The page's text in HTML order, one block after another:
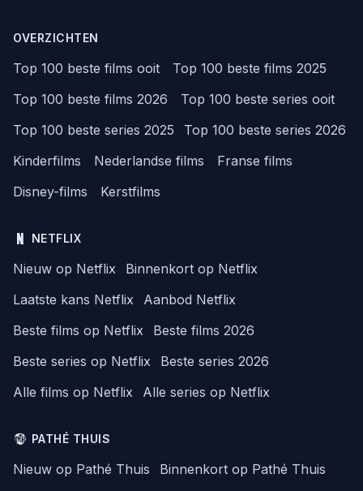
OVERZICHTEN
Top 100 beste films ooit
Top 100 beste films 2025
Top 100 beste films 2026
Top 100 beste series ooit
Top 100 beste series 2025
Top 100 beste series 2026
Kinderfilms
Nederlandse films
Franse films
Disney-films
Kerstfilms
NETFLIX
Nieuw op Netflix
Binnenkort op Netflix
Laatste kans Netflix
Aanbod Netflix
Beste films op Netflix
Beste films 2026
Beste series op Netflix
Beste series 2026
Alle films op Netflix
Alle series op Netflix
PATHÉ THUIS
Nieuw op Pathé Thuis
Binnenkort op Pathé Thuis